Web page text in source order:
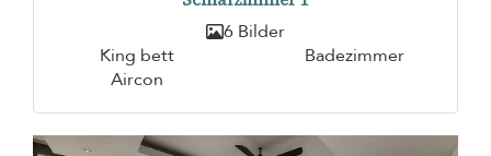
6 Bilder
King bett
Badezimmer
Aircon